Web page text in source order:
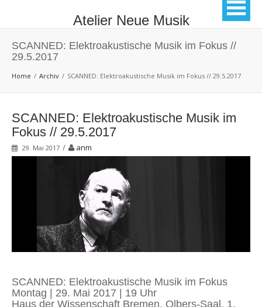
Atelier Neue Musik
SCANNED: Elektroakustische Musik im Fokus //
29.5.2017
Home Archiv SCANNED: Elektroakustische Musik im Fokus // 29.5.2017
SCANNED: Elektroakustische Musik im
Fokus // 29.5.2017
29. Mai 2017 / anm
SCANNED: Elektroakustische Musik im Fokus
Montag | 29. Mai 2017 | 19 Uhr
Haus der Wissenschaft Bremen, Olbers-Saal, 1.